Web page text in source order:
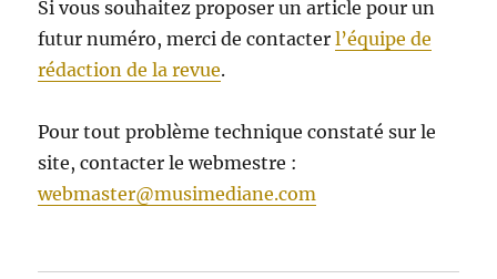
Si vous souhaitez proposer un article pour un
futur numéro, merci de contacterl’équipe de
rédaction de la revue.
Pour tout problème technique constaté sur le
site, contacter le webmestre :
webmaster@musimediane.com